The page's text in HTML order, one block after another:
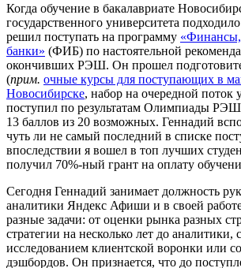
Когда обучение в бакалавриате
государственного университета
решил поступать на программу
банки» (ФИБ) по настоятельной
окончивших РЭШ. Он прошел
(прим. очные курсы для поступающих в
Новосибирске, набор на очередной поток
поступил по результатам Олимпиады
13 баллов из 20 возможных. Геннадий
чуть ли не самый последний в списке
впоследствии я вошел в топ лучших
получил 70%-ный грант на оплату
Сегодня Геннадий занимает должность
аналитики Яндекс Афиши и в своей
разные задачи: от оценки рынка разных
стратегии на несколько лет до аналитики,
исследованием клиентской воронки или
дэшбордов. Он признается, что до